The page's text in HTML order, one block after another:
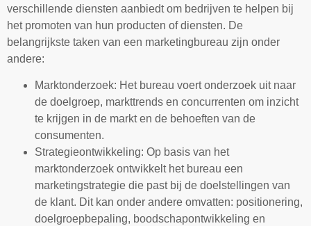
verschillende diensten aanbiedt om bedrijven te helpen bij
het promoten van hun producten of diensten. De
belangrijkste taken van een marketingbureau zijn onder
andere:
Marktonderzoek: Het bureau voert onderzoek uit naar
de doelgroep, markttrends en concurrenten om inzicht
te krijgen in de markt en de behoeften van de
consumenten.
Strategieontwikkeling: Op basis van het
marktonderzoek ontwikkelt het bureau een
marketingstrategie die past bij de doelstellingen van
de klant. Dit kan onder andere omvatten: positionering,
doelgroepbepaling, boodschapontwikkeling en